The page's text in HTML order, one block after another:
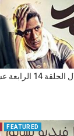
FEATURED